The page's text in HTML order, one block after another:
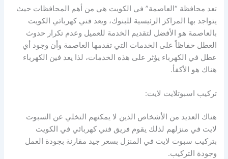
تعد محافظة “العاصمة” في الكويت هي من أهم المحافظات حيث
يتواجد بها المراكز الرئيسية للبنوك، ويعد فني كهربائي الكويت
بالعاصمة هو الأفضل لتقديم الخدمة للعميل وعدم تكرار حدوث
العطل حفاظاً على الخدمات التي تقدمها العاصمة وأن وجود أي
عطل في الكهرباء يؤثر على هذه الخدمات، لذا يعد فين الكهرباء
هناك هو الأكفأ.
تركيب اسبوتلايت لايت:
هناك العديد من الأشخاص الذين لا يمكنهم التخلي عن السبوت
لايت في منزلهم لذلك يقوم فريق فني كهربائي في الكويت
بتركيب سبوت لايت في المنزل بسعر جيد مقارنة بجودة العمل
وجودة التركيب.